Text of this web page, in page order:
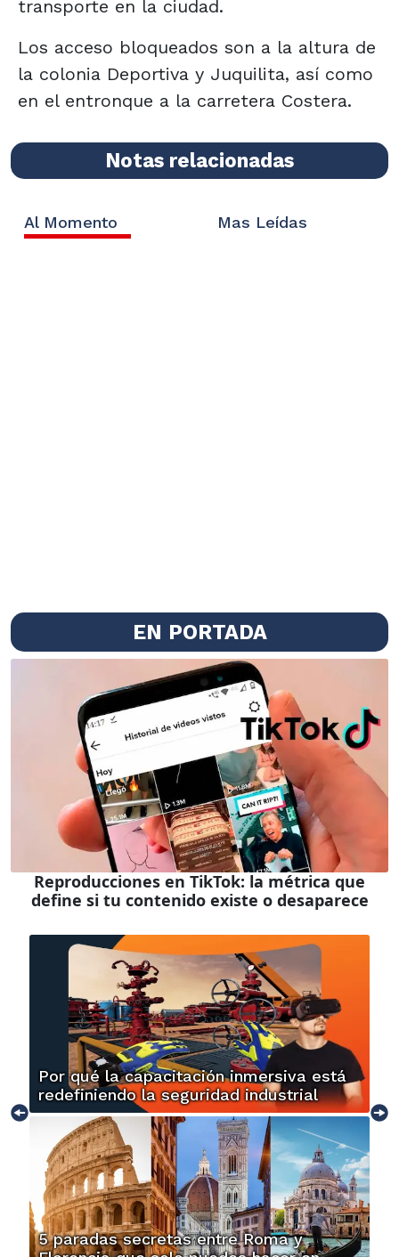
transporte en la ciudad.
Los acceso bloqueados son a la altura de
la colonia Deportiva y Juquilita, así como
en el entronque a la carretera Costera.
Notas relacionadas
Al Momento Mas Leídas
EN PORTADA
Reproducciones en TikTok: la métrica que
define si tu contenido existe o desaparece
Por qué la capacitación inmersiva está
redefiniendo la seguridad industrial
5 paradas secretas entre Roma y